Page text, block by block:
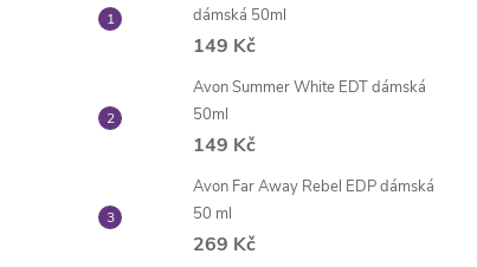
dámská 50ml
149 Kč
Avon Summer White EDT dámská
50ml
149 Kč
Avon Far Away Rebel EDP dámská
50 ml
269 Kč